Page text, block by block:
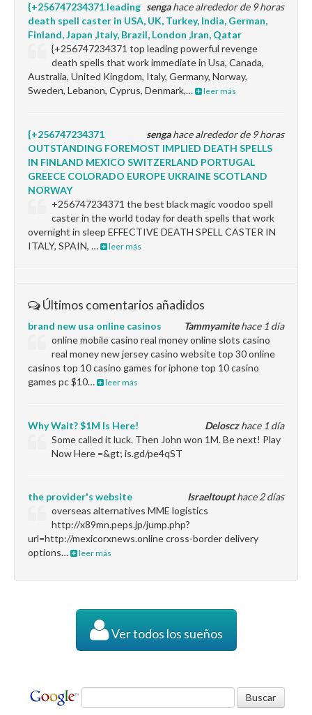
sengahace alrededor de 9 horas
{+256747234371 leading
death spell caster in USA, UK, Turkey, India, German,
Finland, Japan ,Italy, Brazil, London ,Iran, Qatar
{+256747234371 top leading powerful revenge
death spells that work immediate in Usa, Canada,
Australia, United Kingdom, Italy, Germany, Norway,
Sweden, Lebanon, Cyprus, Denmark,…
leer más
sengahace alrededor de 9 horas
{+256747234371
OUTSTANDING FOREMOST IMPLIED DEATH SPELLS
IN FINLAND MEXICO SWITZERLAND PORTUGAL
GREECE COLORADO EUROPE UKRAINE SCOTLAND
NORWAY
+256747234371 the best black magic voodoo spell
caster in the world today for death spells that work
overnight in sleep EFFECTIVE DEATH SPELL CASTER IN
ITALY, SPAIN, …
leer más
Últimos comentarios añadidos
Tammyamitehace 1 día
brand new usa online casinos
online mobile casino real money online slots casino
real money new jersey casino website top 30 online
casinos top 10 casino games for iphone top 10 casino
games pc $10…
leer más
Delosczhace 1 día
Why Wait? $1M Is Here!
Some called it luck. Then John won 1M. Be next! Play
Now Here =&gt; is.gd/pe4qST
Israeltoupthace 2 días
the provider's website
overseas alternatives MME logistics
http://x89mn.peps.jp/jump.php?
url=http://mexicorxnews.online cross-border delivery
options…
leer más
Ver todos los sueños